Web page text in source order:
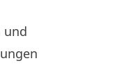
und